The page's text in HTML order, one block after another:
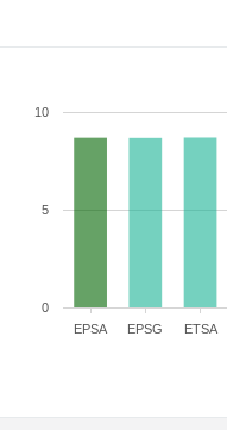
EPSA EPSG ETSA
0
5
10